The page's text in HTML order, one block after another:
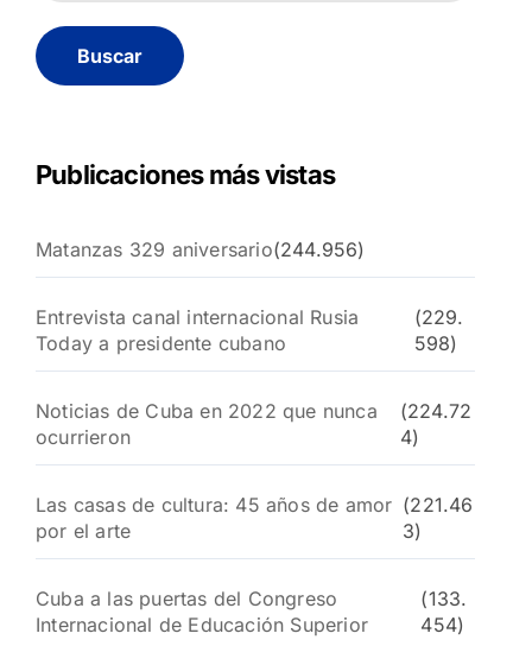
c
a
Publicaciones más vistas
Matanzas 329 aniversario(244.956)
Entrevista canal internacional Rusia
Today a presidente cubano
(229.
598)
Noticias de Cuba en 2022 que nunca
ocurrieron
(224.72
4)
Las casas de cultura: 45 años de amor
por el arte
(221.46
3)
Cuba a las puertas del Congreso
Internacional de Educación Superior
(133.
454)